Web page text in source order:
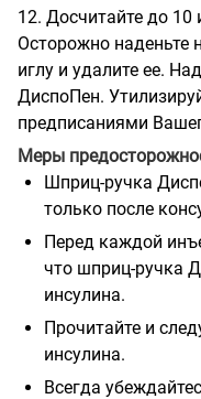
12. Досчитайте до 10
Осторожно
иглу и удалите ее.
ДиспоПен.
предписаниями
Меры
Шприц-ручка
только после
Перед каждой
что шприц-ручка
инсулина.
Прочитайте и
инсулина.
Всегда